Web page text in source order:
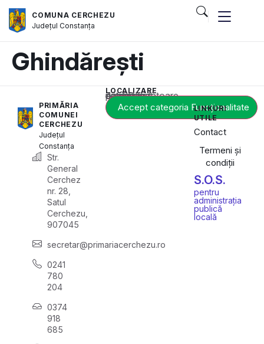
COMUNA CERCHEZU
JudețulConstanța
Ghindărești
PRIMĂRIA
COMUNEI
CERCHEZU
Județul
Constanța
Str.
General
Cerchez
nr. 28,
Satul
Cerchezu,
907045
secretar@primariacerchezu.ro
0241
780
204
0374
918
685
LOCALIZARE
Acest conținut este blocat până când acceptați categoria corespunzătoare de cookie-uri.
Accept categoria Funcționalitate
LINKURI
UTILE
Contact
Termeni și
condiții
S.O.S.
pentru
administrația
publică
locală